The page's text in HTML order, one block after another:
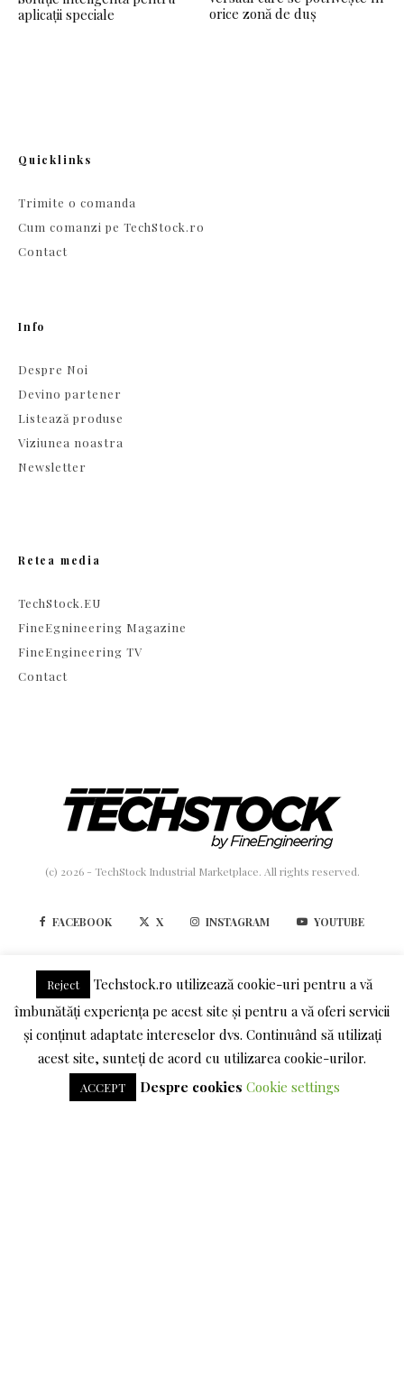
aplicații speciale
orice zonă de duș
Quicklinks
Trimite o comanda
Cum comanzi pe TechStock.ro
Contact
Info
Despre Noi
Devino partener
Listează produse
Viziunea noastra
Newsletter
Retea media
TechStock.EU
FineEgnineering Magazine
FineEngineering TV
Contact
(c) 2026 - TechStock Industrial Marketplace. All rights reserved.
FACEBOOK X INSTAGRAM YOUTUBE
LINKEDIN
TERMENI SI CONDITII POLITICA DE CONFIDENTIALITATE
DESPRE COOKIES
Reject
Techstock.ro utilizează cookie-uri pentru a vă
îmbunătăți experiența pe acest site și pentru a vă oferi servicii
și conținut adaptate intereselor dvs. Continuând să utilizați
acest site, sunteți de acord cu utilizarea cookie-urilor.
ACCEPT Despre cookies Cookie settings